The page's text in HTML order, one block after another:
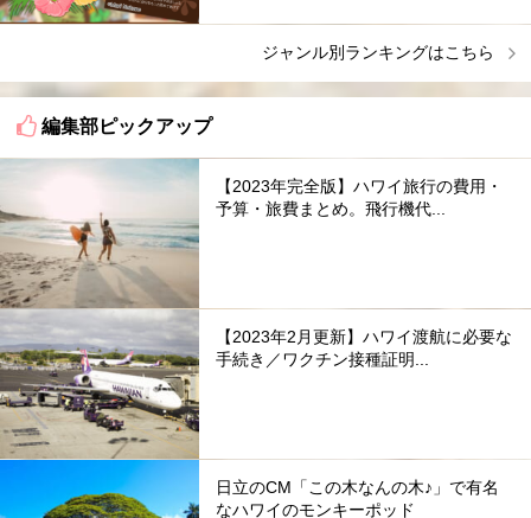
ジャンル別ランキングはこちら
編集部ピックアップ
【2023年完全版】ハワイ旅行の費用・
予算・旅費まとめ。飛行機代...
【2023年2月更新】ハワイ渡航に必要な
手続き／ワクチン接種証明...
日立のCM「この木なんの木♪」で有名
なハワイのモンキーポッド